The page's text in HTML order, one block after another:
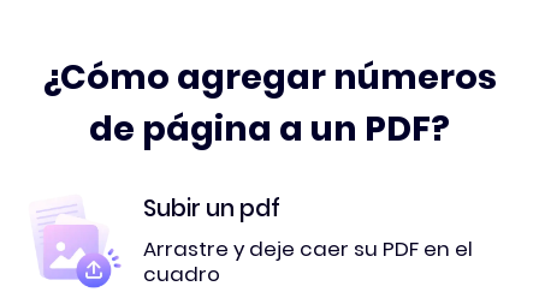
¿Cómo agregar números
de página a un PDF?
Subir un pdf
Arrastre y deje caer su PDF en el
cuadro